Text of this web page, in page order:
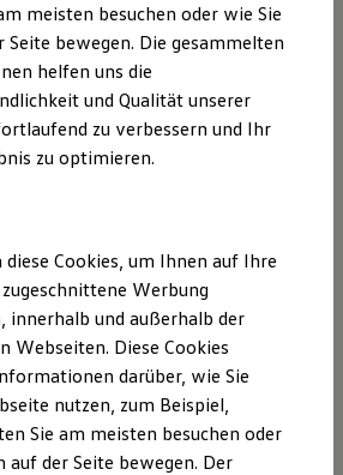
in Kürze
meisten besuchen oder wie Sie
Seite bewegen. Die gesammelten
helfen uns die
und Qualität unserer
zu verbessern und Ihr
zu optimieren.
Cookies, um Ihnen auf Ihre
Werbung
innerhalb und außerhalb der
Webseiten. Diese Cookies
darüber, wie Sie
nutzen, zum Beispiel,
Sie am meisten besuchen oder
auf der Seite bewegen. Der